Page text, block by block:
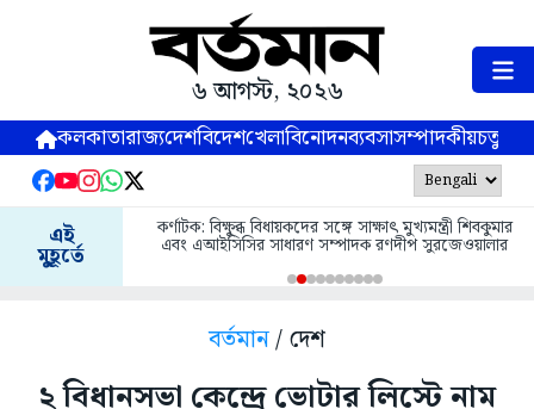
৬ আগস্ট, ২০২৬
কলকাতারাজ্যদেশবিদেশখেলাবিনোদনব্যবসাসম্পাদকীয়
এই
মুহূর্তে
কর্ণাটক: বিক্ষুব্ধ বিধায়কদের সঙ্গে সাক্ষাৎ মুখ্যমন্ত্রী শিবকুমার
এবং এআইসিসির সাধারণ সম্পাদক রণদীপ সুরজেওয়ালার
বর্তমান/ দেশ
২ বিধানসভা কেন্দ্রে ভোটার লিস্টে নাম